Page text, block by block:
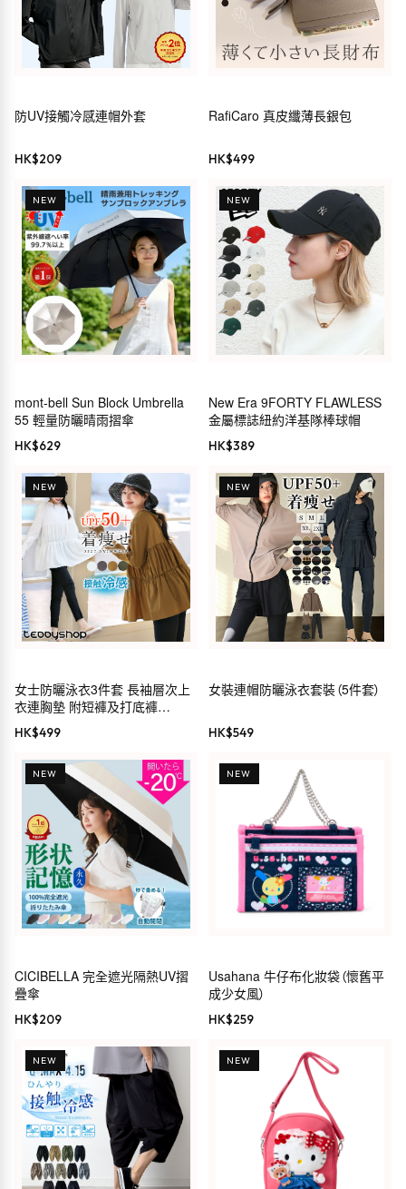
防UV接觸冷感連帽外套
HK$209
RafiCaro 真皮纖薄長銀包
HK$499
NEW
mont-bell Sun Block Umbrella
55 輕量防曬晴雨摺傘
HK$629
NEW
New Era 9FORTY FLAWLESS
金屬標誌紐約洋基隊棒球帽
HK$389
NEW
女士防曬泳衣3件套 長袖層次上
衣連胸墊 附短褲及打底褲
UPF50+
HK$499
NEW
女裝連帽防曬泳衣套裝（5件套）
HK$549
NEW
CICIBELLA 完全遮光隔熱UV摺
疊傘
HK$209
NEW
Usahana 牛仔布化妝袋（懷舊平
成少女風）
HK$259
NEW NEW